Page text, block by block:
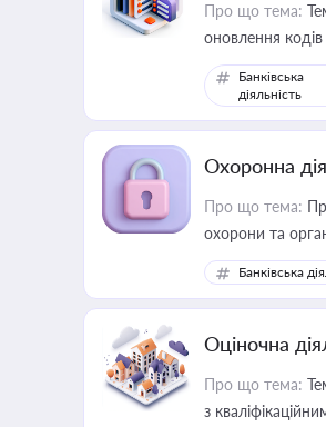
Про що тема:
оновлення
Банківська
діяльність
Охоронна
Про що тема:
охорони та
Банківська
Оціночна
Про що тема:
з